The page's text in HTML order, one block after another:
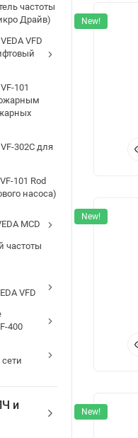
частоты
Драйв)
VFD
101
302C для
101 Rod
насоса)
MCD
частоты
VFD
400
и
New!
New!
New!